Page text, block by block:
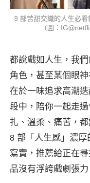
8 部苦甜交織的人生必
（圖：
都說戲如人生，我
角色，甚至某個眼
在於一味追求高潮
段中，陪你一起走
扎、溫柔、痛苦，
8 部「人生感」濃
寫實，推薦給正在
品沒有浮誇戲劇張